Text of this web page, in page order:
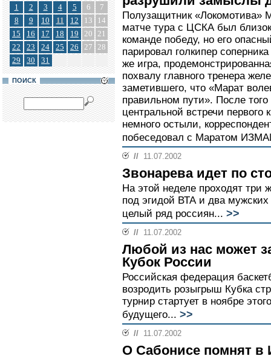
1 2 3 4 5 6
7
8
9 10 11 12 13
14
15
16 17 18 19 20 21
22
23 24 25 26 27 28
29
30 31
ПОИСК
Полузащитник «Локомотива»
матче тура с ЦСКА был
команде победу, но его
парировал голкипер
же игра,
похвалу главного тренера
заметившего, что «Марат
правильном пути». После того
центральной встречи первого
немного остыли,
побеседовал с Маратом
// 11.07.2002
Звонарева идет по
На этой неделе проходят три
под эгидой ВТА и два
целый ряд россиян... >>
// 11.07.2002
Любой из нас может
Кубок России
Российская федерация
возродить розыгрыш Кубка
турнир стартует в ноябре
будущего... >>
// 11.07.2002
О Сабонисе помнят в